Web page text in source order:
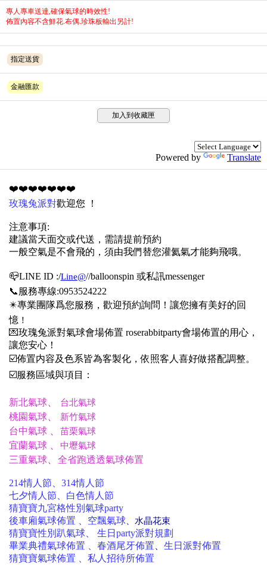
專人專車送達,確保氣球的時效性!
佈置內容不含鮮花.布偶.珍珠板輸出另計!
指定送貨
金融匯款
加入到收藏匣
Powered by Translate
❤️❤️❤️❤️❤️❤️❤️
玫瑰兔派對歡迎您 ！
注意事項:
建議當天面交或代送，需請提前預約
一般空氣是不會飛的，須由我們替您灌氦氣才能夠飛哦。
📪LINE ID :/Line@//balloonspin 或私訊messenger
📞服務專線:0953524222
✴️專業團隊爲您服務，歡迎預約詢問！讓您擁有美好的回
憶！
💌玫瑰兔派對氣球會場佈置 roserabbitparty會場佈置的用心，
讓您安心！
☑️佈置内容及色系皆為客製化，依照客人喜好做搭配調整。
☑️服務區域與項目：
新北氣球、 台北氣球
桃園氣球、 新竹氣球
台中氣球 、 苗栗氣球
宜蘭氣球 、 中壢氣球
三重氣球、 全省跑透透氣球佈置
214情人節、314情人節
七夕情人節、白色情人節
猜寶寶九宮格性別氣球party
後車廂氣球佈置 、空飄氣球、水晶花束
猜寶寶性別趴氣球、 生日party派對規劃
畢業典禮氣球佈置 、春酒尾牙佈置 生日派對佈置
猜寶寶氣球佈置 、私人招待所佈置